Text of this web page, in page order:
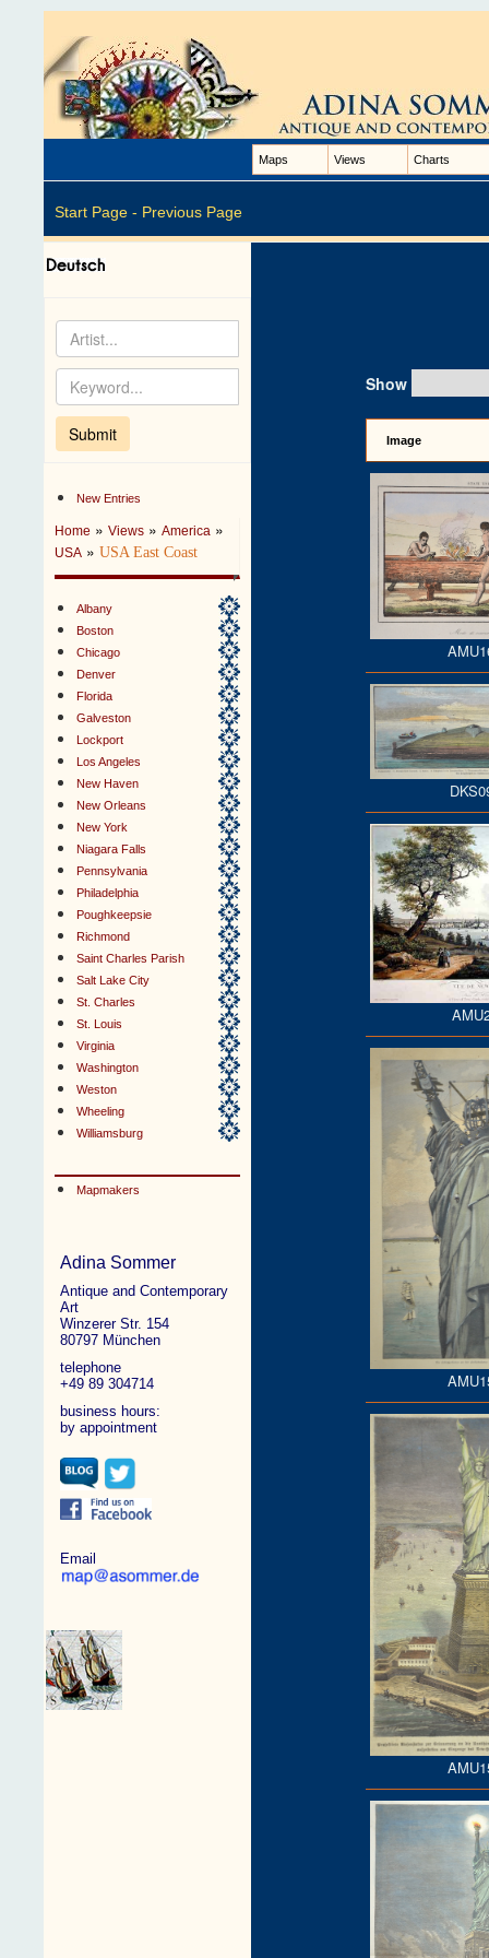
Maps Views Charts
Start Page - Previous Page
New Entries
Home »Views »America »
USA »USA East Coast
Albany
Boston
Chicago
Denver
Florida
Galveston
Lockport
Los Angeles
New Haven
New Orleans
New York
Niagara Falls
Pennsylvania
Philadelphia
Poughkeepsie
Richmond
Saint Charles Parish
Salt Lake City
St. Charles
St. Louis
Virginia
Washington
Weston
Wheeling
Williamsburg
Mapmakers
Adina Sommer
Antique and Contemporary
Art
Winzerer Str. 154
80797 München
telephone
+49 89 304714
business hours:
by appointment
Email
Show
Image